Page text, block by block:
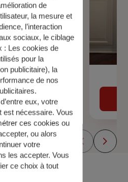
immobilier
de
la mesure et
l’interaction
sociaux, le ciblage
: Les cookies de
pour la
publicitaire), la
de nos
eux, votre
est nécessaire. Vous
ces cookies ou
ou alors
votre
les accepter. Vous
ce choix à tout